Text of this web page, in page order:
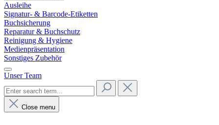
Ausleihe
Signatur- & Barcode-Etiketten
Buchsicherung
Reparatur & Buchschutz
Reinigung & Hygiene
Medienpräsentation
Sonstiges Zubehör
Unser Team
Close menu